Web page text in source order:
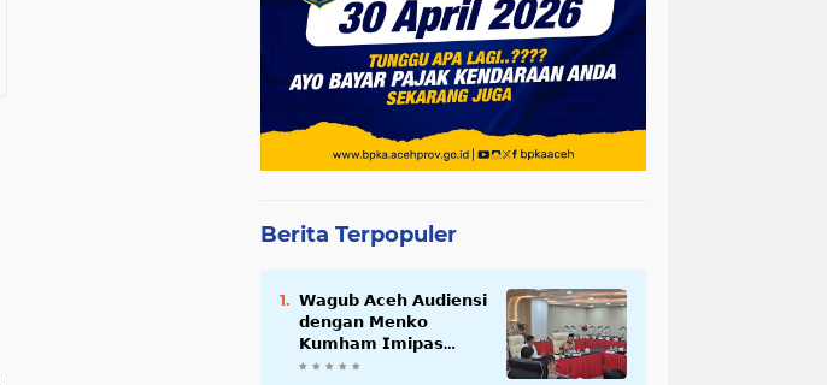
Berita Terpopuler
𝗪𝗮𝗴𝘂𝗯 𝗔𝗰𝗲𝗵 𝗔𝘂𝗱𝗶𝗲𝗻𝘀𝗶
𝗱𝗲𝗻𝗴𝗮𝗻 𝗠𝗲𝗻𝗸𝗼
𝗞𝘂𝗺𝗵𝗮𝗺 𝗜𝗺𝗶𝗽𝗮𝘀
𝗧𝗲𝗿𝗸𝗮𝗶𝘁 𝗦𝘁𝗮𝘁𝘂𝘀 𝗪𝗮𝗸𝗮𝗳